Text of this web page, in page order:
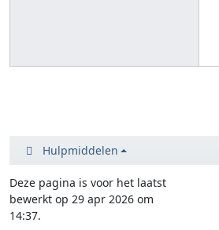
Hulpmiddelen
Deze pagina is voor het laatst
bewerkt op 29 apr 2026 om
14:37.